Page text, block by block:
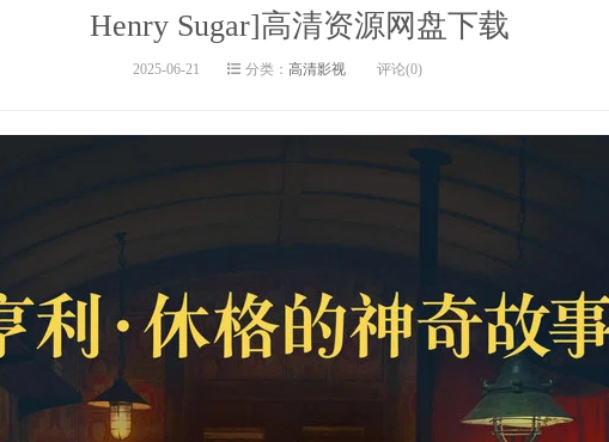
Henry Sugar]高清资源网盘下载
2025-06-21 分类： 高清影视 评论(0)